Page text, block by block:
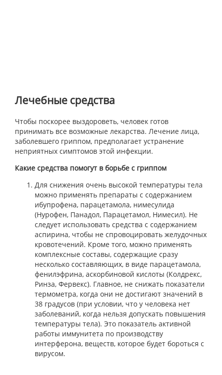
Лечебные средства
Чтобы поскорее выздороветь, человек готов
принимать все возможные лекарства. Лечение лица,
заболевшего гриппом, предполагает устранение
неприятных симптомов этой инфекции.
Какие средства помогут в борьбе с гриппом
Для снижения очень высокой температуры тела
можно применять препараты с содержанием
ибупрофена, парацетамола, нимесулида
(Нурофен, Панадол, Парацетамол, Нимесил). Не
следует использовать средства с содержанием
аспирина, чтобы не спровоцировать желудочных
кровотечений. Кроме того, можно применять
комплексные составы, содержащие сразу
несколько составляющих, в виде парацетамола,
фенилэфрина, аскорбиновой кислоты (Колдрекс,
Ринза, Фервекс). Главное, не снижать показатели
термометра, когда они не достигают значений в
38 градусов (при условии, что у человека нет
заболеваний, когда нельзя допускать повышения
температуры тела). Это показатель активной
работы иммунитета по производству
интерферона, веществ, которое будет бороться с
вирусом.